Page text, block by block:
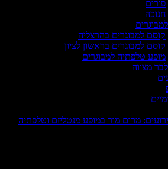
למבוגרים בהרצליה
למבוגרים בראשון לציון
טלפתיה למבוגרים
מצווה
מרום מור במופע מנטליזם וטלפתיה